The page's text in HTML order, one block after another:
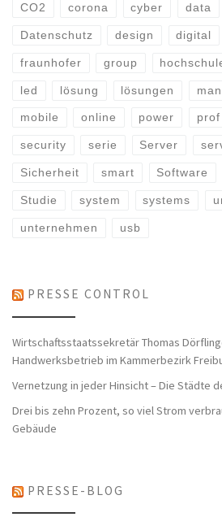
CO2 corona cyber data
Datenschutz design digital
fraunhofer group
led lösung lösungen
mobile online power prof
security serie Server
Sicherheit smart Software
Studie system systems
unternehmen usb
PRESSE CONTROL
Wirtschaftsstaatssekretär Thomas
Handwerksbetrieb im Kammerbezirk
Vernetzung in jeder Hinsicht – Die Städte
Drei bis zehn Prozent, so viel Strom
Gebäude
PRESSE-BLOG